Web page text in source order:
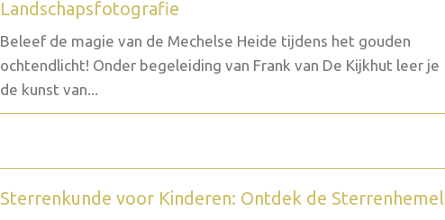
Landschapsfotografie
Beleef de magie van de Mechelse Heide tijdens het gouden
ochtendlicht! Onder begeleiding van Frank van De Kijkhut leer je
de kunst van...
Sterrenkunde voor Kinderen: Ontdek de Sterrenhemel